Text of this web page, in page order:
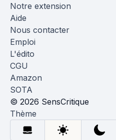
Notre extension
Aide
Nous contacter
Emploi
L'édito
CGU
Amazon
SOTA
© 2026 SensCritique
Thème